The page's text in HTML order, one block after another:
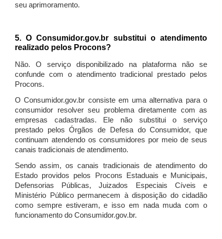
seu aprimoramento.
5. O Consumidor.gov.br substitui o atendimento
realizado pelos Procons?
Não. O serviço disponibilizado na plataforma não se
confunde com o atendimento tradicional prestado pelos
Procons.
O Consumidor.gov.br consiste em uma alternativa para o
consumidor resolver seu problema diretamente com as
empresas cadastradas. Ele não substitui o serviço
prestado pelos Órgãos de Defesa do Consumidor, que
continuam atendendo os consumidores por meio de seus
canais tradicionais de atendimento.
Sendo assim, os canais tradicionais de atendimento do
Estado providos pelos Procons Estaduais e Municipais,
Defensorias Públicas, Juizados Especiais Cíveis e
Ministério Público permanecem à disposição do cidadão
como sempre estiveram, e isso em nada muda com o
funcionamento do Consumidor.gov.br.